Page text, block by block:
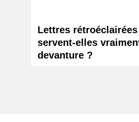
Lettres
servent-elles
devanture ?